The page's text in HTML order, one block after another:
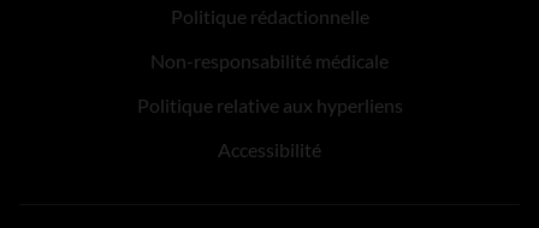
Politique rédactionnelle
Non-responsabilité médicale
Politique relative aux hyperliens
Accessibilité